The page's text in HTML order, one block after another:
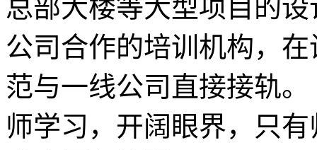
总部大楼等大型项目的
公司合作的培训机构，
范与一线公司直接接轨
师学习，开阔眼界，只